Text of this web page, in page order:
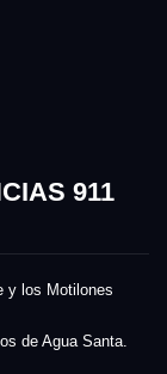
911
y los Motilones
de Agua Santa.